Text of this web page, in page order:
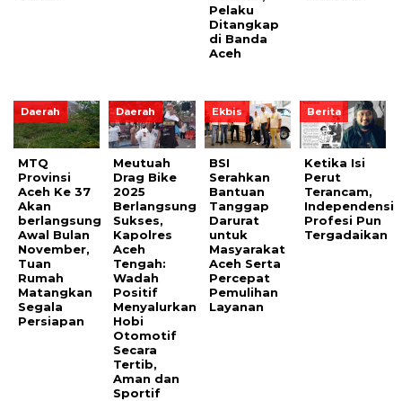
Pelaku
Ditangkap
di Banda
Aceh
Daerah
MTQ
Provinsi
Aceh Ke 37
Akan
berlangsung
Awal Bulan
November,
Tuan
Rumah
Matangkan
Segala
Persiapan
Daerah
Meutuah
Drag Bike
2025
Berlangsung
Sukses,
Kapolres
Aceh
Tengah:
Wadah
Positif
Menyalurkan
Hobi
Otomotif
Secara
Tertib,
Aman dan
Sportif
Ekbis
BSI
Serahkan
Bantuan
Tanggap
Darurat
untuk
Masyarakat
Aceh Serta
Percepat
Pemulihan
Layanan
Berita
Ketika Isi
Perut
Terancam,
Independensi
Profesi Pun
Tergadaikan